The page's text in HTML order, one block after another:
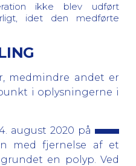
ikke blev udført
idet den medførte
medmindre andet er
i oplysningerne i
august 2020 på
med fjernelse af et
en polyp. Ved